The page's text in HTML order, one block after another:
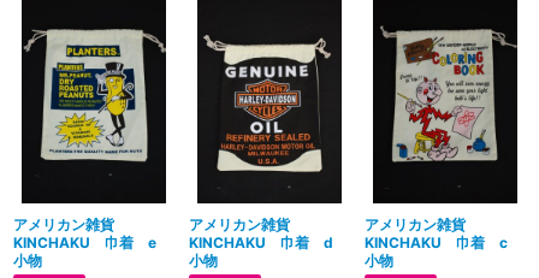
アメリカン雑貨
KINCHAKU 巾着 e
小物
アメリカン雑貨
KINCHAKU 巾着 d
小物
アメリカン雑貨
KINCHAKU 巾着 c
小物